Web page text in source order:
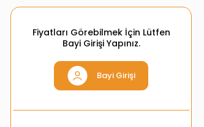
Fiyatları Görebilmek İçin Lütfen
Bayi Girişi Yapınız.
Bayi Girişi